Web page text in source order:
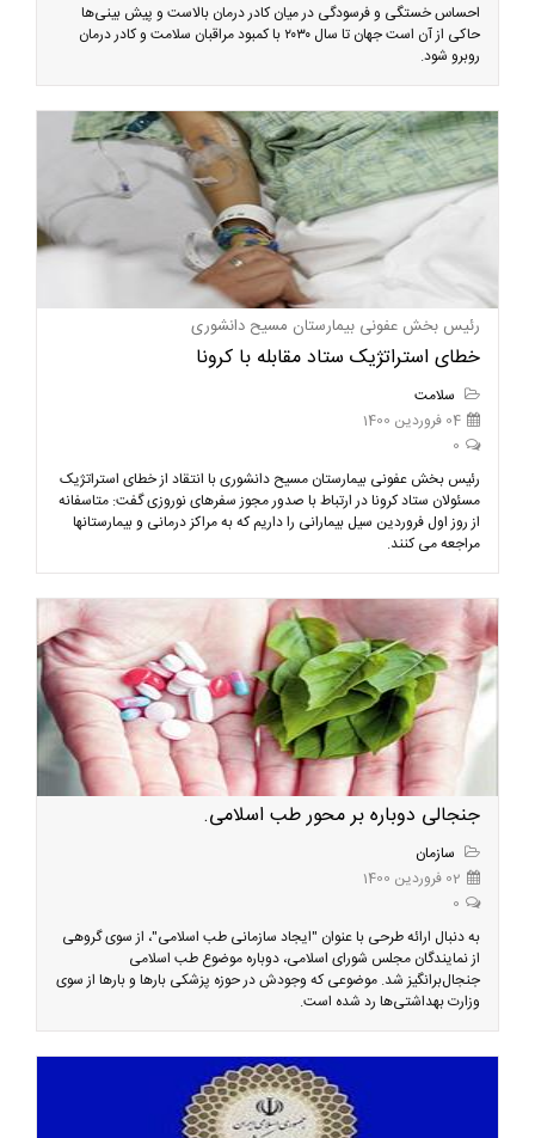
احساس خستگی و فرسودگی در میان کادر درمان بالاست و پیش بینی‌ها
حاکی از آن است جهان تا سال ۲۰۳۰ با کمبود مراقبان سلامت و کادر درمان
روبرو شود.
رئیس بخش عفونی بیمارستان مسیح دانشوری
خطای استراتژیک ستاد مقابله با کرونا
سلامت
04 فروردین 1400
0
رئیس بخش عفونی بیمارستان مسیح دانشوری با انتقاد از خطای استراتژیک
مسئولان ستاد کرونا در ارتباط با صدور مجوز سفرهای نوروزی گفت: متاسفانه
از روز اول فروردین سیل بیمارانی را داریم که به مراکز درمانی و بیمارستانها
مراجعه می کنند.
جنجالی دوباره بر محور طب اسلامی.
سازمان
02 فروردین 1400
0
به دنبال ارائه طرحی با عنوان "ایجاد سازمانی طب اسلامی"، از سوی گروهی
از نمایندگان مجلس شورای اسلامی، دوباره موضوع طب اسلامی
جنجال‌برانگیز شد. موضوعی که وجودش در حوزه پزشکی بارها و بارها از سوی
وزارت بهداشتی‌ها رد شده است.